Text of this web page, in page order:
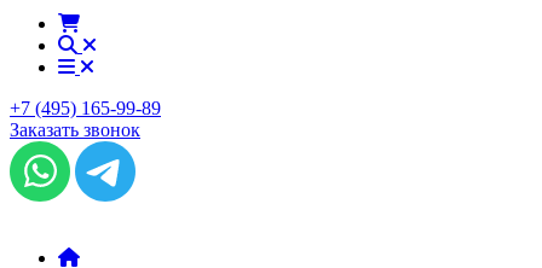
+7 (495) 165-99-89
Заказать звонок